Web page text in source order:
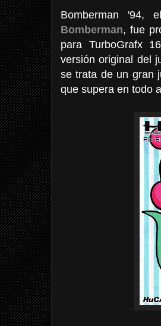
Bomberman
Bomberman, fue
para TurboGrafx
versión original del
se trata de un gran
que supera en todo